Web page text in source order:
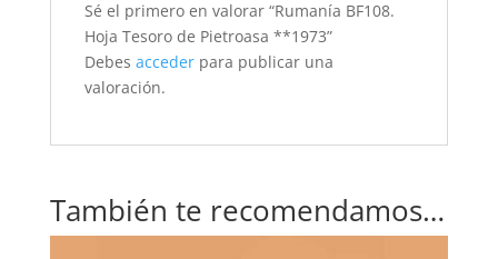
Sé el primero en valorar “Rumanía BF108.
Hoja Tesoro de Pietroasa **1973”
Debes accederpara publicar una
valoración.
También te recomendamos…